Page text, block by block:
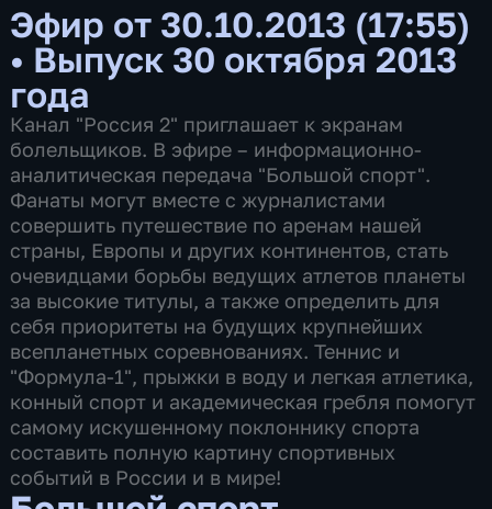
Эфир от 30.10.2013 (17:55)
• Выпуск 30 октября 2013
года
Канал "Россия 2" приглашает к экранам
болельщиков. В эфире – информационно-
аналитическая передача "Большой спорт".
Фанаты могут вместе с журналистами
совершить путешествие по аренам нашей
страны, Европы и других континентов, стать
очевидцами борьбы ведущих атлетов планеты
за высокие титулы, а также определить для
себя приоритеты на будущих крупнейших
всепланетных соревнованиях. Теннис и
"Формула-1", прыжки в воду и легкая атлетика,
конный спорт и академическая гребля помогут
самому искушенному поклоннику спорта
составить полную картину спортивных
событий в России и в мире!